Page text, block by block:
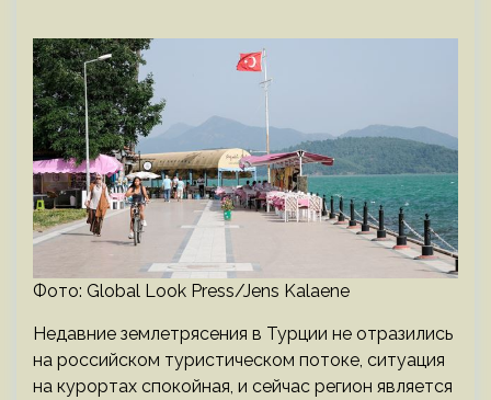
Фото: Global Look Press/Jens Kalaene
Недавние землетрясения в Турции не отразились
на российском туристическом потоке, ситуация
на курортах спокойная, и сейчас регион является